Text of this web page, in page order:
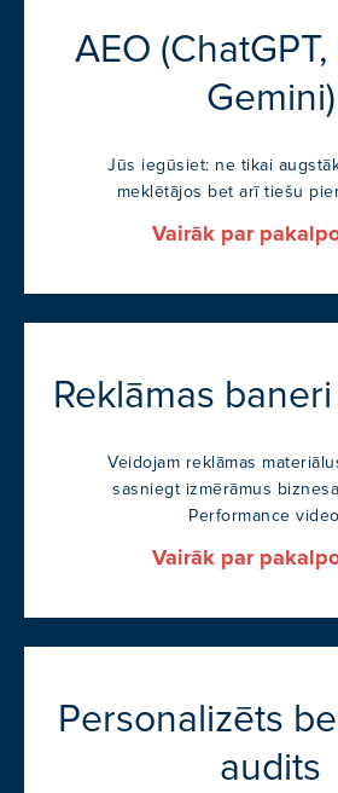
AEO
Gemini)
Jūs iegūsiet: ne tikai
meklētājos bet arī tiešu
Vairāk par
Reklāmas
Veidojam reklāmas
sasniegt izmērāmus
Performance
Vairāk par
Personalizēts
audits